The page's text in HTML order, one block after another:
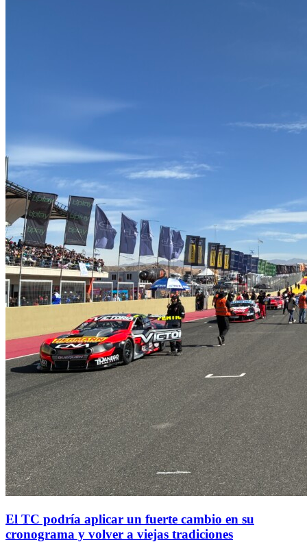
El TC podría aplicar un fuerte cambio en su
cronograma y volver a viejas tradiciones